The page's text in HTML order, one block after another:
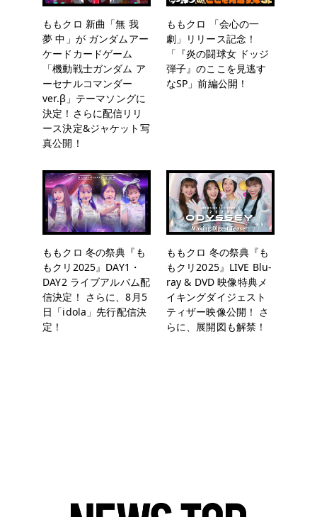
ももクロ 新曲「無 我
夢 中」が ガンダムアー
ケードカードゲーム
「機動戦士ガンダム ア
ーセナルコマンダー
ver.β」テーマソングに
決定！さらに配信リリ
ース決定&ジャケット写
真公開！
ももクロ 「会心の一
劇」リリース記念！
「『炎の闘球女 ドッジ
弾子』のここを見逃す
なSP」前編公開！
ももクロ 冬の祭典『も
もクリ2025』DAY1・
DAY2 ライブアルバム配
信決定！ さらに、8月5
日「idola」先行配信決
定！
ももクロ 冬の祭典『も
もクリ2025』LIVE Blu-
ray & DVD 映像特典メ
イキングダイジェスト
ティザー映像公開！ さ
らに、展開図も解禁！